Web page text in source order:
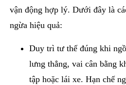
vận động hợp lý. Dưới đây là
ngừa hiệu quả:
Duy trì tư thế đúng khi
lưng thẳng, vai cân bằng
tập hoặc lái xe. Hạn chế